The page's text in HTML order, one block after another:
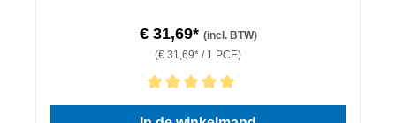
€ 31,69* (incl. BTW)
(€ 31,69* / 1 PCE)
Gemiddelde waardering van 5 van 5 sterren